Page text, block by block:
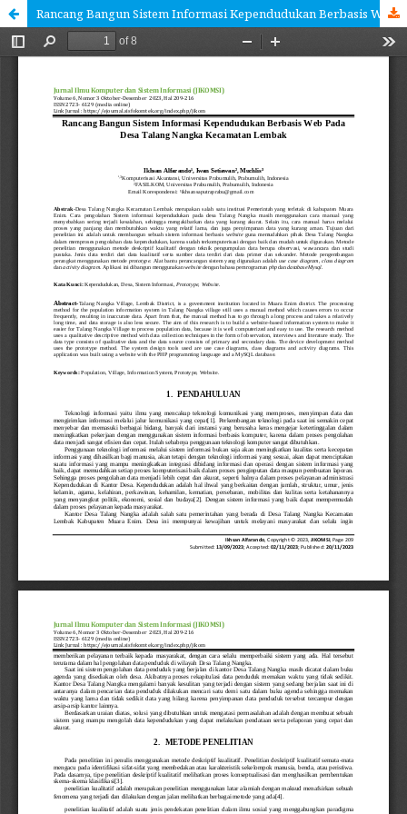
Rancang Bangun Sistem Informasi Kependudukan Berbasis Web Pada Desa Talang Nangka Kecamatan Lembak